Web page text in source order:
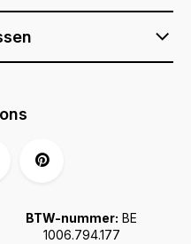
BTW-nummer: BE
1006.794.177